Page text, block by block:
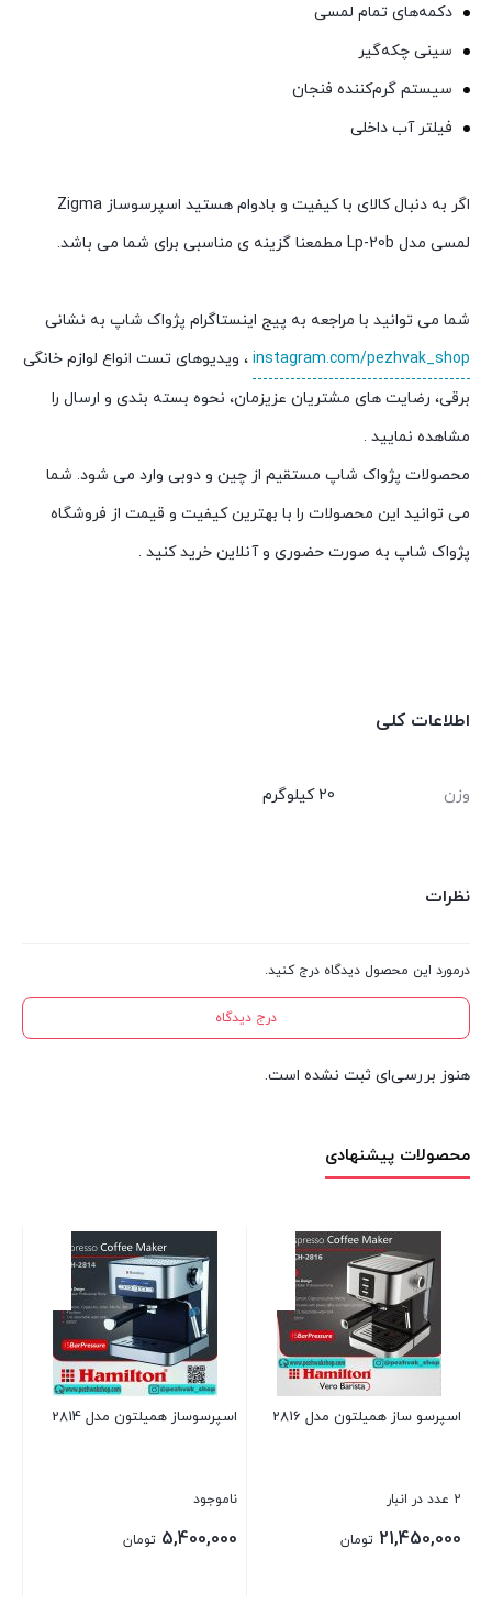
دکمه‌های تمام لمسی
سینی چکه‌گیر
سیستم گرم‌کننده فنجان
فیلتر آب داخلی
اگر به دنبال کالای با کیفیت و بادوام هستید اسپرسوساز Zigma
لمسی مدل Lp-20b مطمعنا گزینه ی مناسبی برای شما می باشد.
شما می توانید با مراجعه به پیج اینستاگرام پژواک شاپ به نشانی
instagram.com/pezhvak_shop ، ویدیوهای تست انواع لوازم خانگی
برقی، رضایت های مشتریان عزیزمان، نحوه بسته بندی و ارسال را
مشاهده نمایید .
محصولات پژواک شاپ مستقیم از چین و دوبی وارد می شود. شما
می توانید این محصولات را با بهترین کیفیت و قیمت از فروشگاه
پژواک شاپ به صورت حضوری و آنلاین خرید کنید .
اطلاعات کلی
وزن 20 کیلوگرم
نظرات
درمورد این محصول دیدگاه درج کنید.
درج دیدگاه
هنوز بررسی‌ای ثبت نشده است.
محصولات پیشنهادی
اسپرسو ساز همیلتون مدل 2816
2 عدد در انبار
21,450,000 تومان
اسپرسوساز همیلتون مدل 2814
ناموجود
5,400,000 تومان